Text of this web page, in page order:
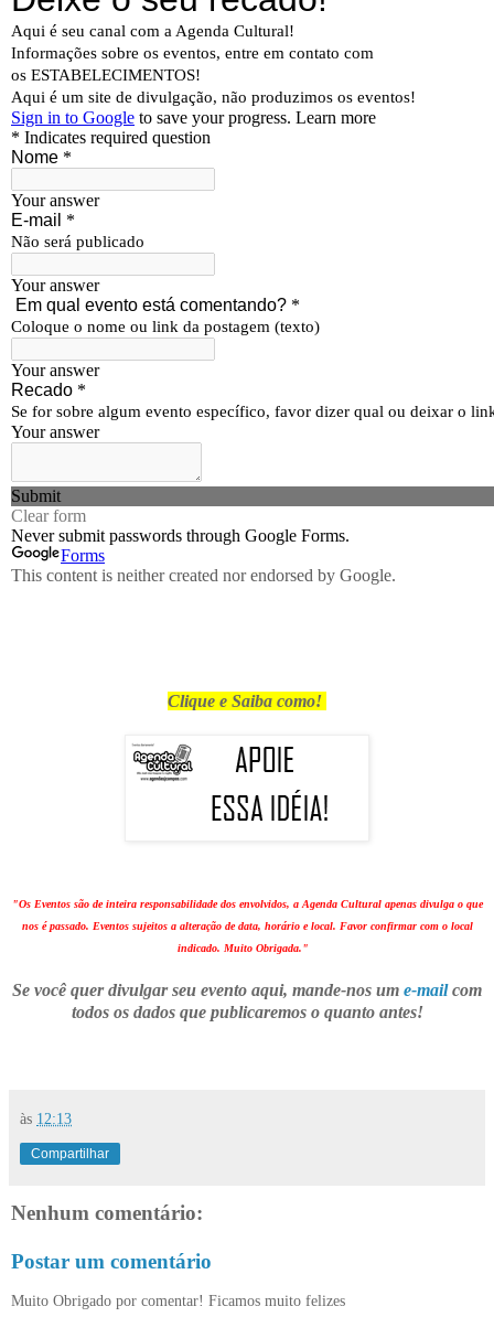
Clique e Saiba como!
"Os Eventos são de inteira responsabilidade dos envolvidos, a Agenda Cultural apenas divulga o que
nos é passado. Eventos sujeitos a alteração de data, horário e local. Favor confirmar com o local
indicado. Muito Obrigada."
Se você quer divulgar seu evento aqui, mande-nos um e-mailcom
todos os dados que publicaremos o quanto antes!
às 12:13
Compartilhar
Nenhum comentário:
Postar um comentário
Muito Obrigado por comentar! Ficamos muito felizes